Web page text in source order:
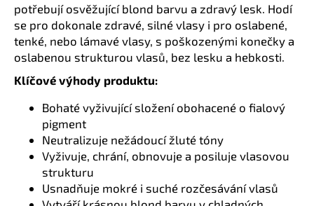
potřebují osvěžující blond barvu a zdravý lesk. Hodí
se pro dokonale zdravé, silné vlasy i pro oslabené,
tenké, nebo lámavé vlasy, s poškozenými konečky a
oslabenou strukturou vlasů, bez lesku a hebkosti.
Klíčové výhody produktu:
Bohaté vyživující složení obohacené o fialový
pigment
Neutralizuje nežádoucí žluté tóny
Vyživuje, chrání, obnovuje a posiluje vlasovou
strukturu
Usnadňuje mokré i suché rozčesávání vlasů